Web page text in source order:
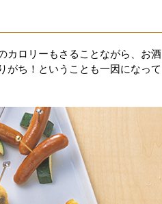
カロリーもさることながら、お酒
がち！ということも一因になって